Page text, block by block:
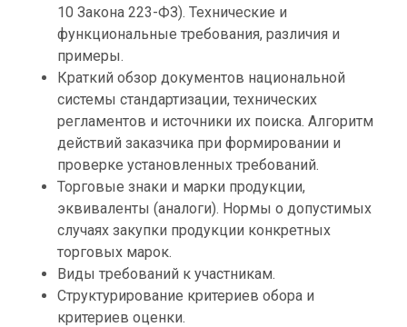
10 Закона 223-ФЗ). Технические и
функциональные требования, различия и
примеры.
Краткий обзор документов национальной
системы стандартизации, технических
регламентов и источники их поиска. Алгоритм
действий заказчика при формировании и
проверке установленных требований.
Торговые знаки и марки продукции,
эквиваленты (аналоги). Нормы о допустимых
случаях закупки продукции конкретных
торговых марок.
Виды требований к участникам.
Структурирование критериев обора и
критериев оценки.